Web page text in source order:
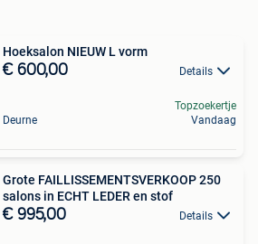
Hoeksalon NIEUW L vorm
€ 600,00 Details
Deurne
Topzoekertje
Vandaag
Grote FAILLISSEMENTSVERKOOP 250
salons in ECHT LEDER en stof
€ 995,00 Details